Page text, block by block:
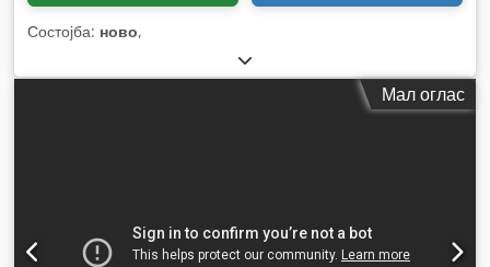
Состојба: ново,
Мал оглас